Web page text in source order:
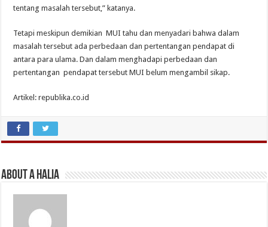
tentang masalah tersebut,” katanya.
Tetapi meskipun demikian MUI tahu dan menyadari bahwa dalam
masalah tersebut ada perbedaan dan pertentangan pendapat di
antara para ulama. Dan dalam menghadapi perbedaan dan
pertentangan pendapat tersebut MUI belum mengambil sikap.
Artikel: republika.co.id
About A Halia